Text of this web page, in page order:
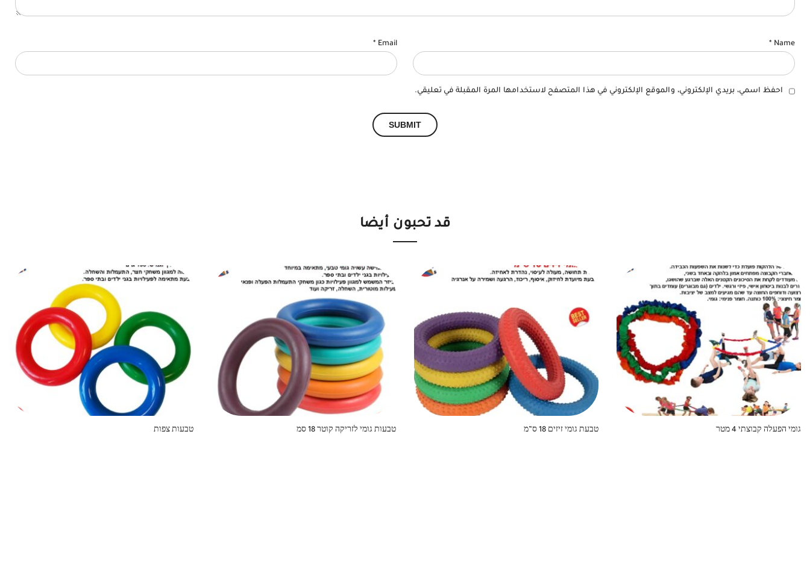
Name
*
Email
*
احفظ اسمي، بريدي الإلكتروني، والموقع الإلكتروني في هذا المتصفح لاستخدامها المرة المقبلة في تعليقي.
قد تحبون أيضا
גומי הפעלה קבוצתי 4 מטר טבעת גומי זיזים 18 ס”מ טבעות גומי לזריקה קוטר 18 סמ טבעות צפות